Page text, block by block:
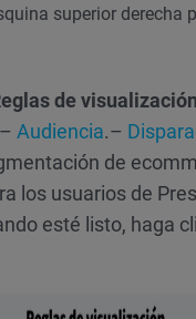
superior derecha
de visualización
– Audiencia.–
de
los usuarios de
esté listo, haga